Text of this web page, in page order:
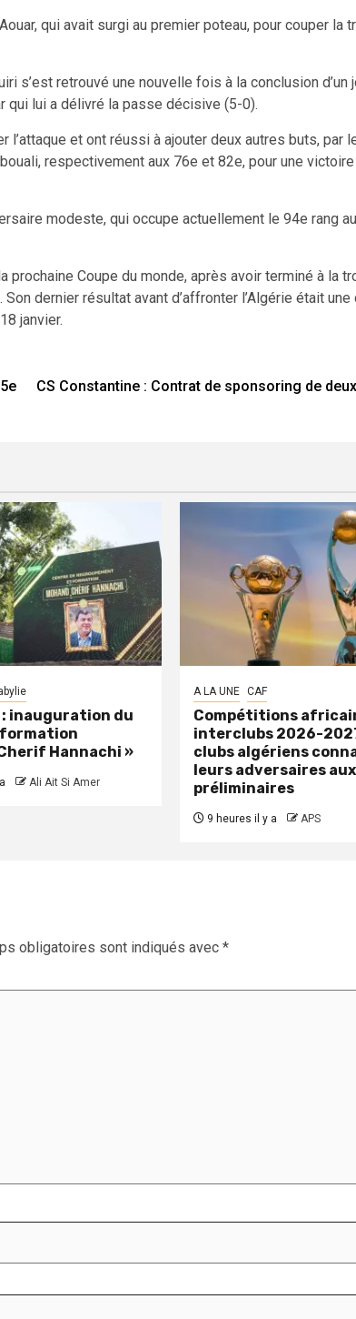
qui avait surgi au premier poteau, pour couper la
s’est retrouvé une nouvelle fois à la conclusion d’un
qui lui a délivré la passe décisive (5-0).
l’attaque et ont réussi à ajouter deux autres buts, par
respectivement aux 76e et 82e, pour une
modeste, qui occupe actuellement le 94e rang au
prochaine Coupe du monde, après avoir terminé à la
dernier résultat avant d’affronter l’Algérie était
janvier.
CS Constantine : Contrat de sponsoring de
: inauguration du
Hannachi »
Ali Ait Si Amer
A LA UNE CAF
Compétitions
interclubs 2026-
clubs algériens
leurs adversaires
préliminaires
9 heures il y a APS
obligatoires sont indiqués avec *